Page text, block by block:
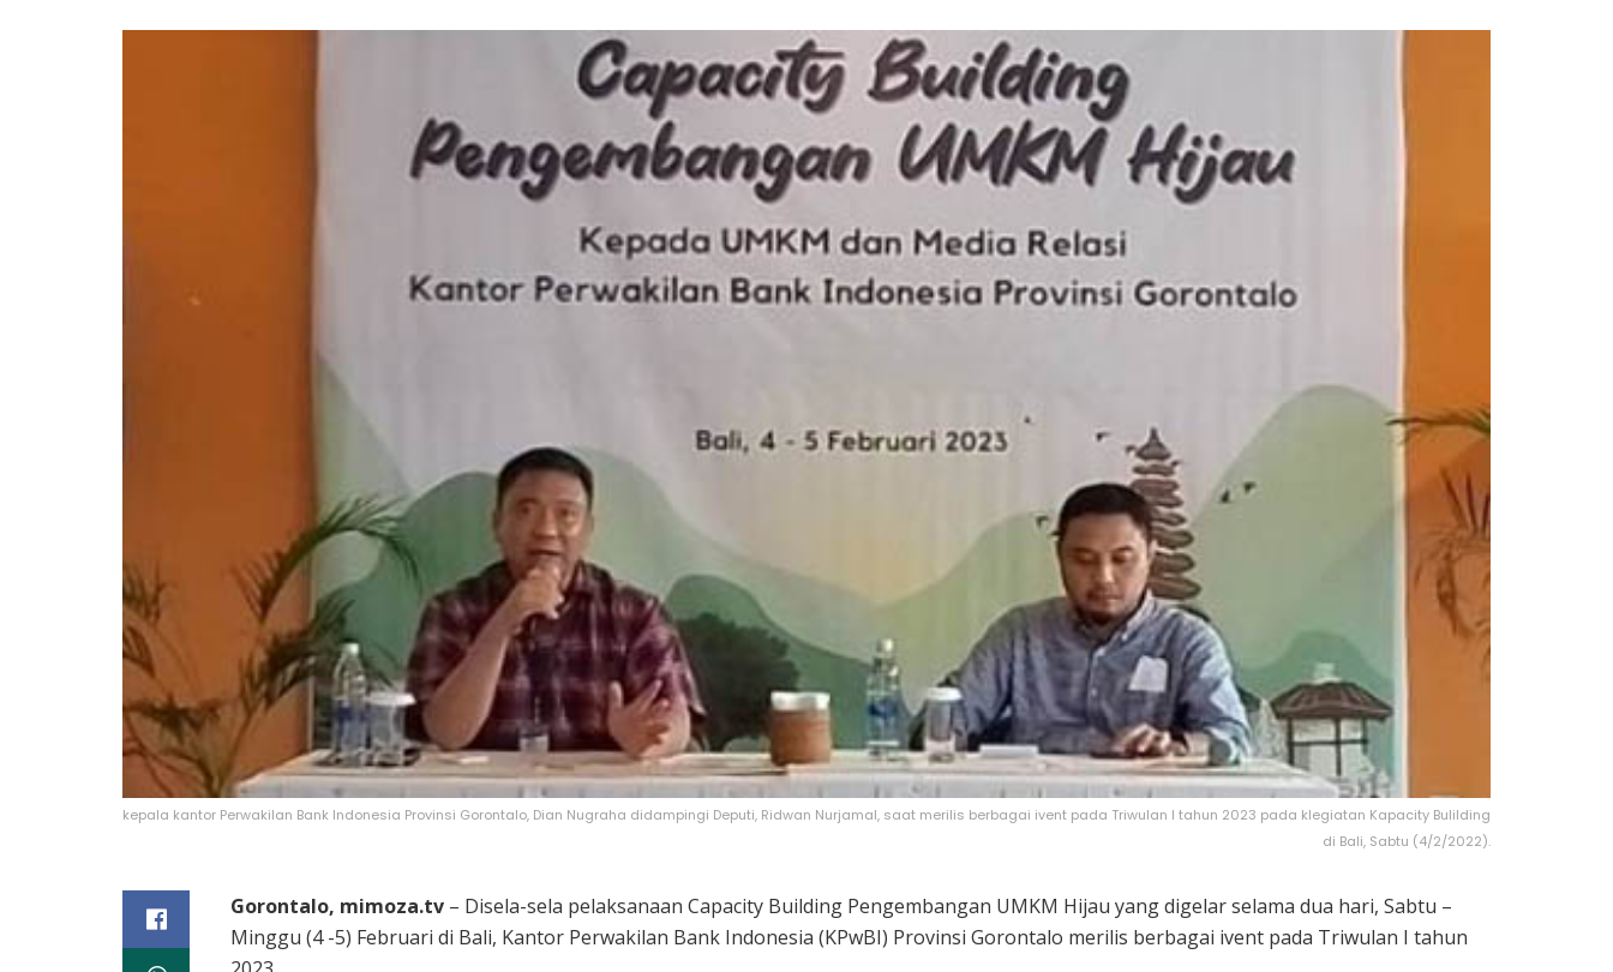
kepala kantor Perwakilan Bank Indonesia Provinsi Gorontalo, Dian Nugraha didampingi Deputi, Ridwan Nurjamal, saat merilis berbagai ivent pada Triwulan I tahun 2023 pada klegiatan Kapacity Bulilding
di Bali, Sabtu (4/2/2022).
Gorontalo, mimoza.tv – Disela-sela pelaksanaan Capacity Building Pengembangan UMKM Hijau yang digelar selama dua hari, Sabtu –
Minggu (4 -5) Februari di Bali, Kantor Perwakilan Bank Indonesia (KPwBI) Provinsi Gorontalo merilis berbagai ivent pada Triwulan I tahun